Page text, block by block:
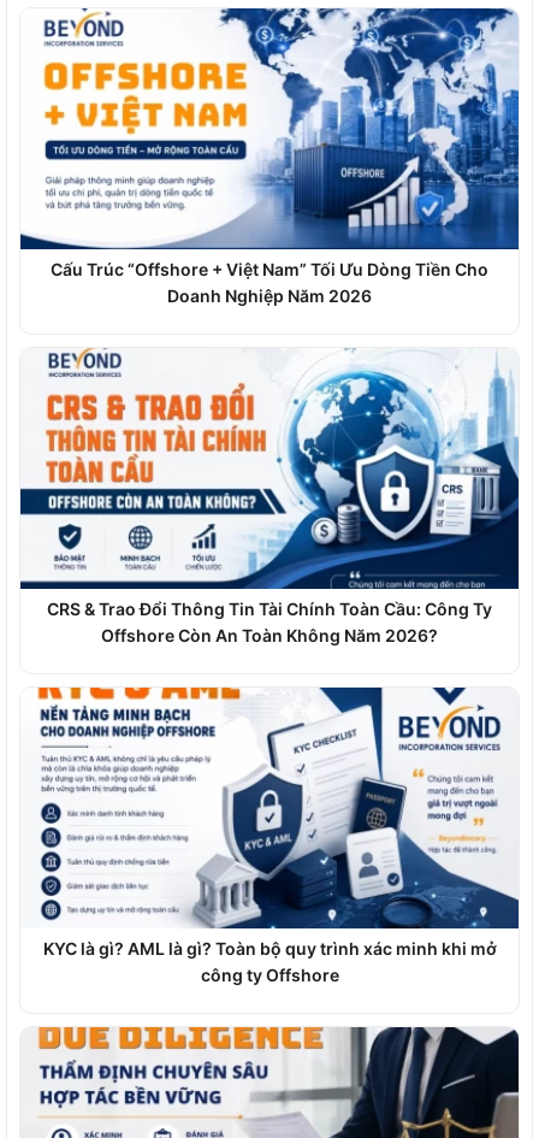
Cấu Trúc “Offshore + Việt Nam” Tối Ưu Dòng Tiền Cho
Doanh Nghiệp Năm 2026
CRS & Trao Đổi Thông Tin Tài Chính Toàn Cầu: Công Ty
Offshore Còn An Toàn Không Năm 2026?
KYC là gì? AML là gì? Toàn bộ quy trình xác minh khi mở
công ty Offshore